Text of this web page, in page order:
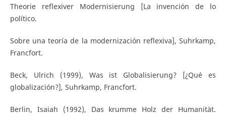
Theorie reflexiver Modernisierung [La invención de lo
político.
Sobre una teoría de la modernización reflexiva], Suhrkamp,
Francfort.
Beck, Ulrich (1999), Was ist Globalisierung? [¿Qué es
globalización?], Suhrkamp, Francfort.
Berlin, Isaiah (1992), Das krumme Holz der Humanität.